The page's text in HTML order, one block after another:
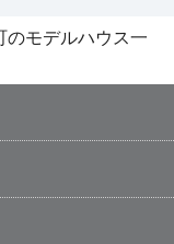
のモデルハウス一